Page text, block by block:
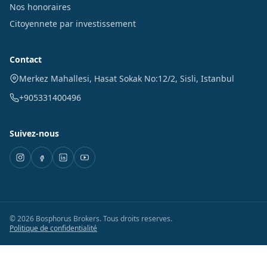
Nos honoraires
Citoyennete par investissement
Contact
Merkez Mahallesi, Hasat Sokak No:12/2, Sisli, Istanbul
+905331400496
Suivez-nous
©2026 Bosphorus Brokers.Tous droits reserves.
Politique de confidentialité